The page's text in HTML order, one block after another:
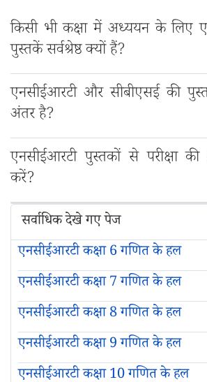
किसी भी कक्षा में अध्ययन के लिए
पुस्तकें सर्वश्रेष्ठ क्यों हैं?
एनसीईआरटी और सीबीएसई की
अंतर है?
एनसीईआरटी पुस्तकों से परीक्षा
करें?
सर्वाधिक देखे गए पेज
एनसीईआरटी कक्षा 6 गणित के हल
एनसीईआरटी कक्षा 7 गणित के हल
एनसीईआरटी कक्षा 8 गणित के हल
एनसीईआरटी कक्षा 9 गणित के हल
एनसीईआरटी कक्षा 10 गणित के हल